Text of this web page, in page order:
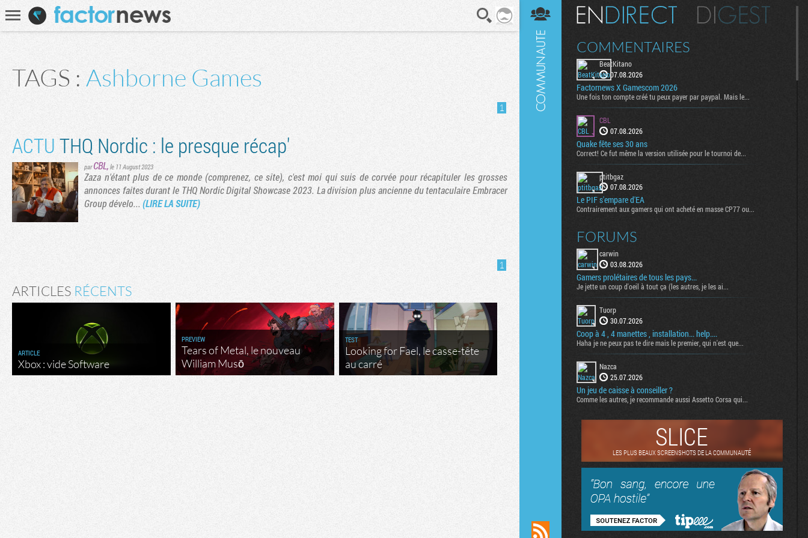
TAGS : Ashborne Games
1
ACTU THQ Nordic : le presque récap'
parCBL, le 11 August 2023
Zaza n'étant plus de ce monde (comprenez, ce site), c'est moi qui suis de corvée pour récapituler les grosses
annonces faites durant le THQ Nordic Digital Showcase 2023. La division plus ancienne du tentaculaire Embracer
Group dévelo... (LIRE LA SUITE)
1
ARTICLES RÉCENTS
ARTICLE
Xbox : vide Software
PREVIEW
Tears of Metal, le nouveau
William Musō
TEST
Looking for Fael, le casse-tête
au carré
Digest
COMMENTAIRES
BeatKitano
07.08.2026
Factornews X Gamescom 2026
Une fois ton compte créé tu peux payer par paypal. Mais le...
CBL
07.08.2026
Quake fête ses 30 ans
Correct! Ce fut même la version utilisée pour le tournoi de...
ptitbgaz
07.08.2026
Le PIF s'empare d'EA
Contrairement aux gamers qui ont acheté en masse CP77 ou...
FORUMS
carwin
03.08.2026
Gamers prolétaires de tous les pays...
Je jette un coup d'oeil à tout ça (les autres, je les ai...
Tuorp
30.07.2026
Coop à 4 , 4 manettes , installation... help....
Haha je ne peux pas te dire mais le premier, qui n'est que...
Nazca
25.07.2026
Un jeu de caisse à conseiller ?
Comme les autres, je recommande aussi Assetto Corsa qui...
SLICE
LES PLUS BEAUX SCREENSHOTS DE LA COMMUNAUTÉ